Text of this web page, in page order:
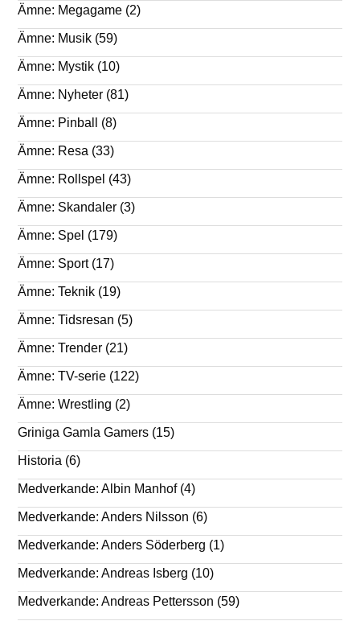
Ämne: Megagame (2)
Ämne: Musik (59)
Ämne: Mystik (10)
Ämne: Nyheter (81)
Ämne: Pinball (8)
Ämne: Resa (33)
Ämne: Rollspel (43)
Ämne: Skandaler (3)
Ämne: Spel (179)
Ämne: Sport(17)
Ämne: Teknik (19)
Ämne: Tidsresan (5)
Ämne: Trender (21)
Ämne: TV-serie (122)
Ämne: Wrestling (2)
Griniga Gamla Gamers (15)
Historia (6)
Medverkande: Albin Manhof(4)
Medverkande: Anders Nilsson (6)
Medverkande: Anders Söderberg (1)
Medverkande: Andreas Isberg (10)
Medverkande: Andreas Pettersson (59)